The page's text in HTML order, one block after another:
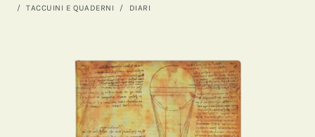
TACCUINI E QUADERNI DIARI